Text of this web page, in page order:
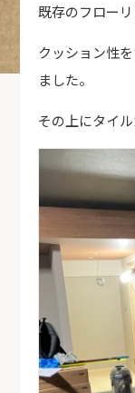
既存のフロー
クッション性
ました。
その上にタイ